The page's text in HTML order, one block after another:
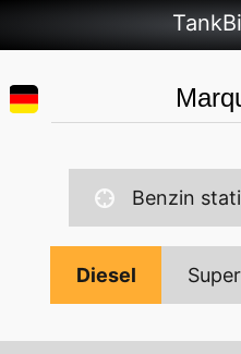
Benzin
Diesel